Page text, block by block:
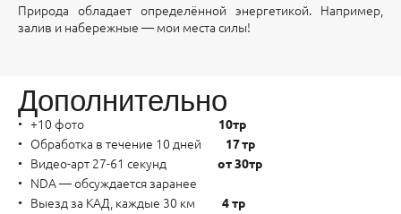
Природа обладает определённой энергетикой. Например,
залив и набережные — мои места силы!
Дополнительно
+10 фото 10тр
Обработка в течение 10 дней 17 тр
Видео-арт 27-61 секунд от 30тр
NDA — обсуждается заранее
Выезд за КАД, каждые 30 км 4 тр